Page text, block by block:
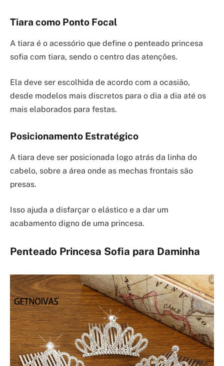
Tiara como Ponto Focal
A tiara é o acessório que define o penteado princesa
sofia com tiara, sendo o centro das atenções.
Ela deve ser escolhida de acordo com a ocasião,
desde modelos mais discretos para o dia a dia até os
mais elaborados para festas.
Posicionamento Estratégico
A tiara deve ser posicionada logo atrás da linha do
cabelo, sobre a área onde as mechas frontais são
presas.
Isso ajuda a disfarçar o elástico e a dar um
acabamento digno de uma princesa.
Penteado Princesa Sofia para Daminha